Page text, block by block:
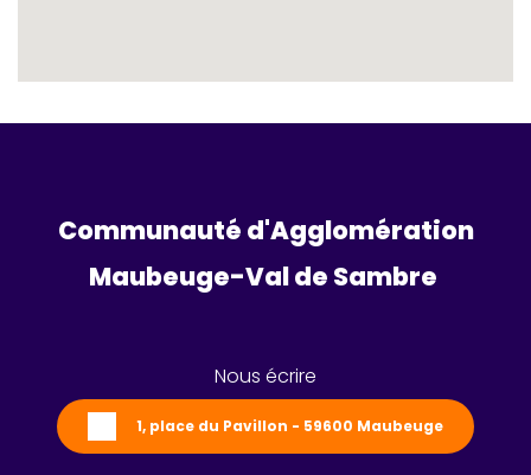
Communauté d'Agglomération
Maubeuge-Val de Sambre
Nous écrire
1, place du Pavillon - 59600 Maubeuge